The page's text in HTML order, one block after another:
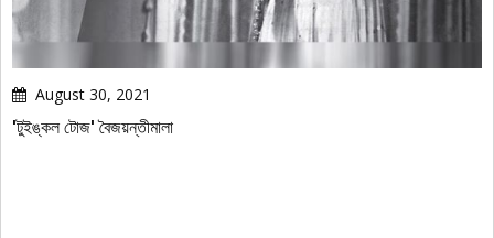
August 30, 2021
'টুইঙ্কল টোজ' বৈজয়ন্তীমালা